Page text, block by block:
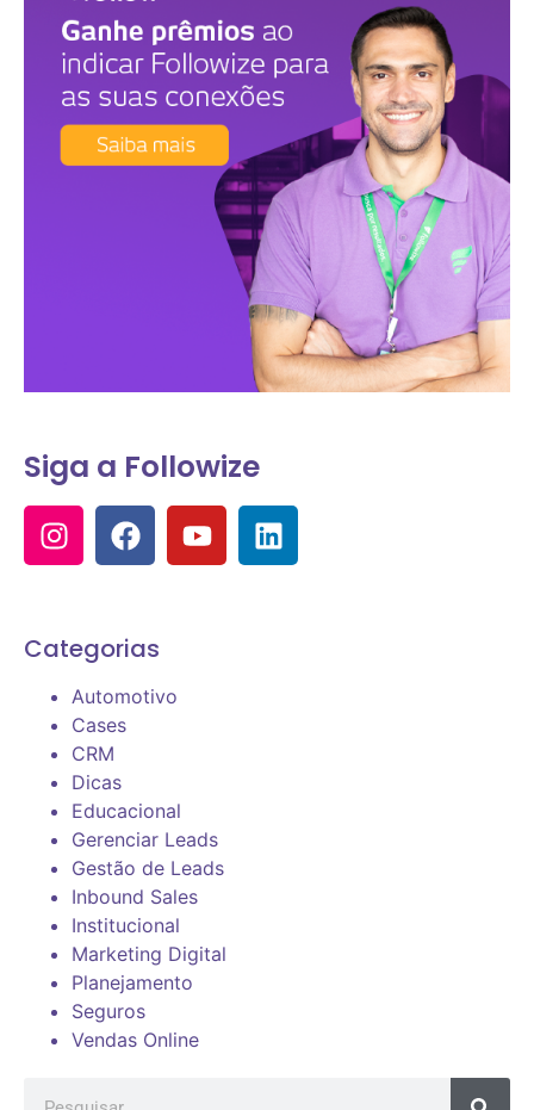
Siga a Followize
Categorias
Automotivo
Cases
CRM
Dicas
Educacional
Gerenciar Leads
Gestão de Leads
Inbound Sales
Institucional
Marketing Digital
Planejamento
Seguros
Vendas Online